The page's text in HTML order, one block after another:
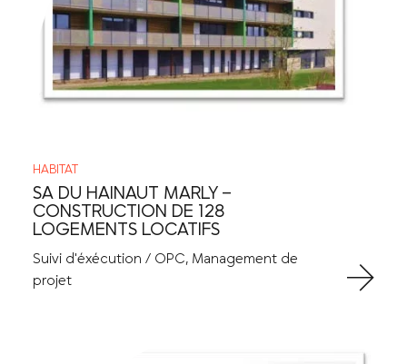
HABITAT
SA DU HAINAUT MARLY –
CONSTRUCTION DE 128
LOGEMENTS LOCATIFS
Suivi d'éxécution / OPC, Management de
projet